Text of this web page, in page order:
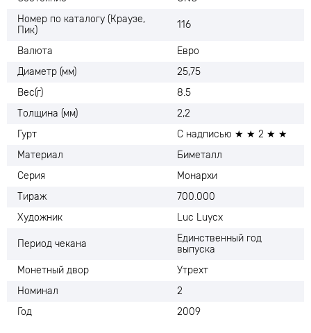
Номер по каталогу (Краузе,
Пик)
116
Валюта
Евро
Диаметр (мм)
25,75
Вес(г)
8.5
Толщина (мм)
2,2
Гурт
С надписью ★ ★ 2 ★ ★
Материал
Биметалл
Серия
Монархи
Тираж
700.000
Художник
Luc Luycx
Период чекана
Единственный год
выпуска
Монетный двор
Утрехт
Номинал
2
Год
2009